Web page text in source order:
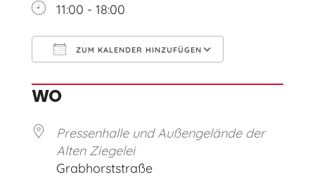
11:00 - 18:00
ZUM KALENDER HINZUFÜGEN
WO
Pressenhalle und Außengelände der
Alten Ziegelei
Grabhorststraße